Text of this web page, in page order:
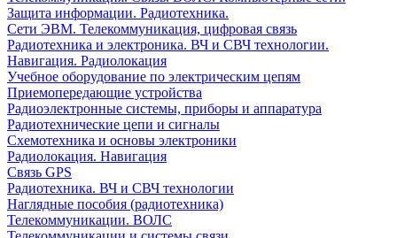
Защита информации. Радиотехника.
Сети ЭВМ. Телекоммуникация, цифровая связь
Радиотехника и электроника. ВЧ и СВЧ технологии.
Навигация. Радиолокация
Учебное оборудование по электрическим цепям
Приемопередающие устройства
Радиоэлектронные системы, приборы и аппаратура
Радиотехнические цепи и сигналы
Схемотехника и основы электроники
Радиолокация. Навигация
Связь GPS
Радиотехника. ВЧ и СВЧ технологии
Наглядные пособия (радиотехника)
Телекоммуникации. ВОЛС